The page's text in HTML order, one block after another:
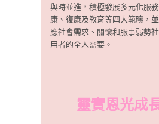
與時並進，積極發展多元化服
康、復康及教育等四大範疇，
應社會需求、關懷和服事弱勢
用者的全人需要。
靈實恩光成